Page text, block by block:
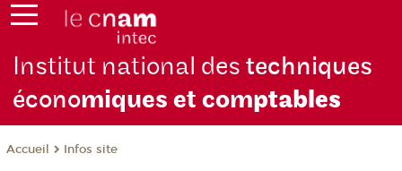
Institut national destechniques
économiques et comptables
Accueil Infos site